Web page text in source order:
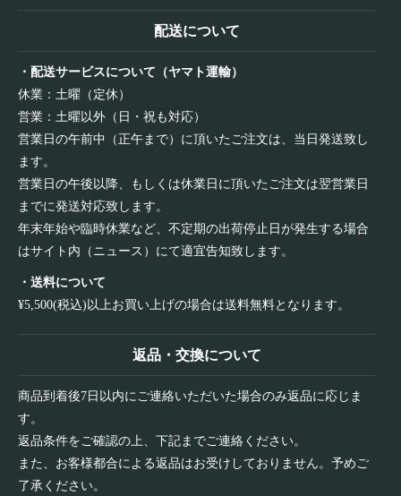
配送について
・配送サービスについて（ヤマト運輸）
休業：土曜（定休）
営業：土曜以外（日・祝も対応）
営業日の午前中（正午まで）に頂いたご注文は、当日発送致し
ます。
営業日の午後以降、もしくは休業日に頂いたご注文は翌営業日
までに発送対応致します。
年末年始や臨時休業など、不定期の出荷停止日が発生する場合
はサイト内（ニュース）にて適宜告知致します。
・送料について
¥5,500(税込)以上お買い上げの場合は送料無料となります。
返品・交換について
商品到着後7日以内にご連絡いただいた場合のみ返品に応じま
す。
返品条件をご確認の上、下記までご連絡ください。
また、お客様都合による返品はお受けしておりません。予めご
了承ください。